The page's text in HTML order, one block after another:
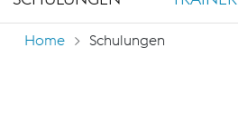
Home Schulungen